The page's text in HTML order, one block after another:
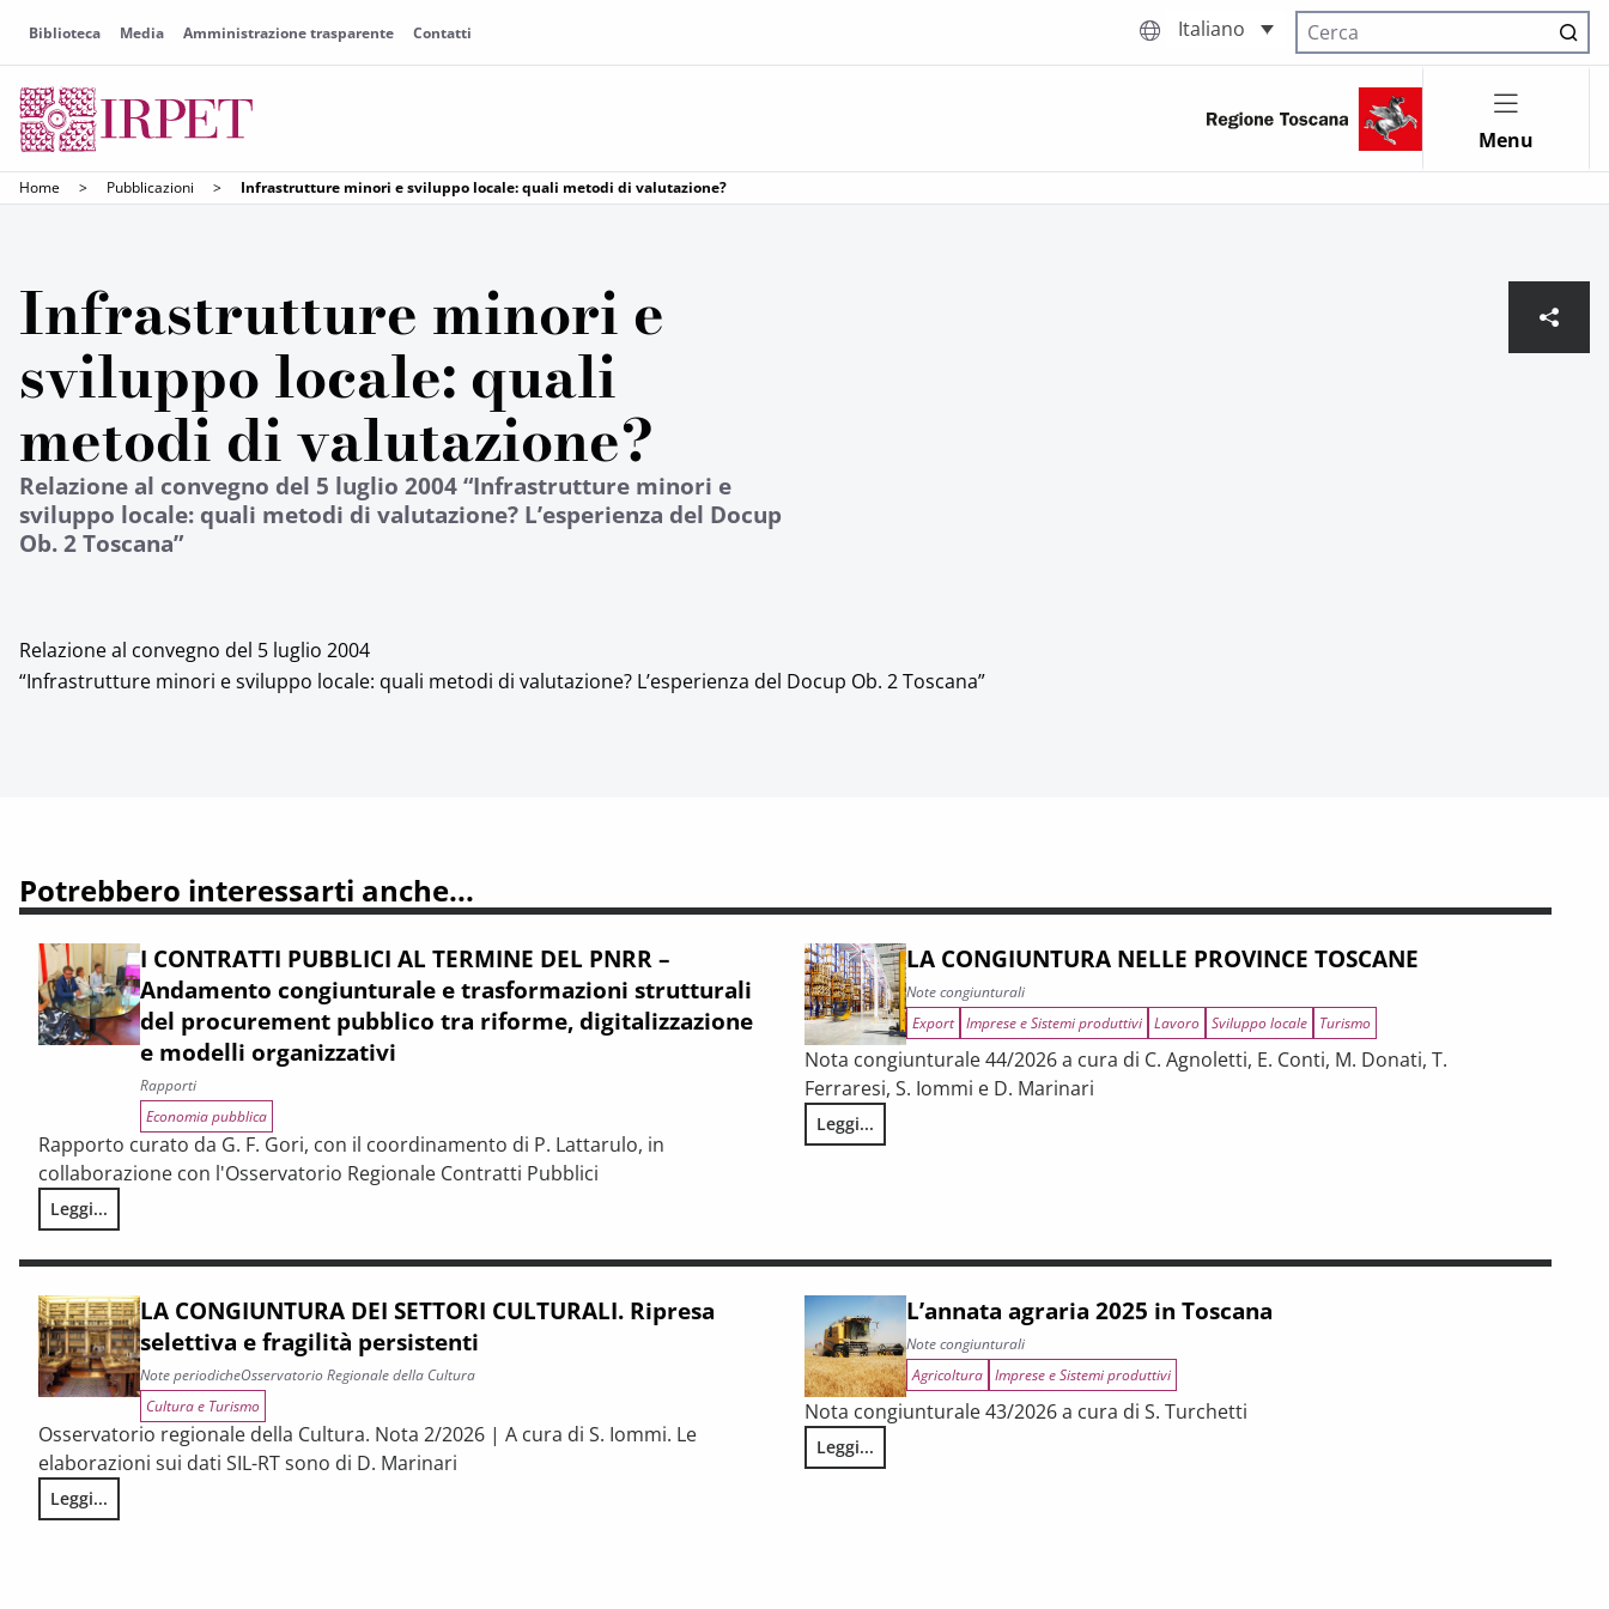
Biblioteca Media Amministrazione trasparente Contatti Italiano
Cerca nel sito
Menu
Home > Pubblicazioni > Infrastrutture minori e sviluppo locale: quali metodi di valutazione?
Infrastrutture minori e
sviluppo locale: quali
metodi di valutazione?
Relazione al convegno del 5 luglio 2004 “Infrastrutture minori e
sviluppo locale: quali metodi di valutazione? L’esperienza del Docup
Ob. 2 Toscana”
Relazione al convegno del 5 luglio 2004
“Infrastrutture minori e sviluppo locale: quali metodi di valutazione? L’esperienza del Docup Ob. 2 Toscana”
Potrebbero interessarti anche...
I CONTRATTI PUBBLICI AL TERMINE DEL PNRR –
Andamento congiunturale e trasformazioni strutturali
del procurement pubblico tra riforme, digitalizzazione
e modelli organizzativi
Rapporti
Economia pubblica
Rapporto curato da G. F. Gori, con il coordinamento di P. Lattarulo, in
collaborazione con l'Osservatorio Regionale Contratti Pubblici
Leggi...
I CONTRATTI PUBBLICI AL TERMINE DEL PNRR – Andamento congiunturale e trasformazioni strutturali del procurement pubblico tra riforme, digitalizzazione e modelli organizzativi
LA CONGIUNTURA NELLE PROVINCE TOSCANE
Note congiunturali
Export Imprese e Sistemi produttivi Lavoro Sviluppo locale Turismo
Nota congiunturale 44/2026 a cura di C. Agnoletti, E. Conti, M. Donati, T.
Ferraresi, S. Iommi e D. Marinari
Leggi...
LA CONGIUNTURA NELLE PROVINCE TOSCANE
LA CONGIUNTURA DEI SETTORI CULTURALI. Ripresa
selettiva e fragilità persistenti
Note periodicheOsservatorio Regionale della Cultura
Cultura e Turismo
Osservatorio regionale della Cultura. Nota 2/2026 | A cura di S. Iommi. Le
elaborazioni sui dati SIL-RT sono di D. Marinari
Leggi...
LA CONGIUNTURA DEI SETTORI CULTURALI. Ripresa selettiva e fragilità persistenti
L’annata agraria 2025 in Toscana
Note congiunturali
Agricoltura Imprese e Sistemi produttivi
Nota congiunturale 43/2026 a cura di S. Turchetti
Leggi...
L’annata agraria 2025 in Toscana